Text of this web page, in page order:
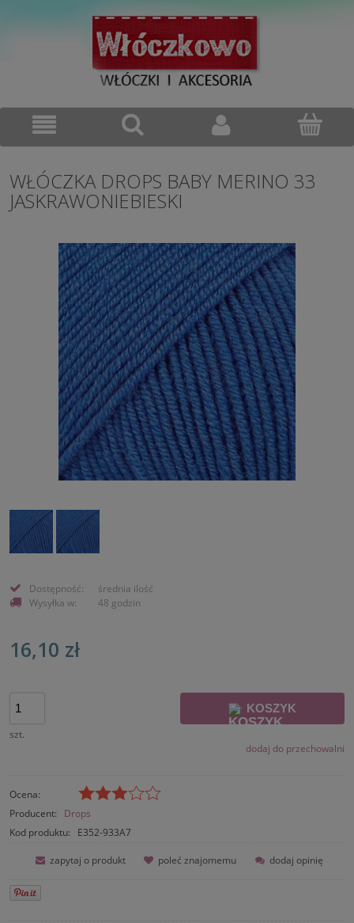
WŁÓCZKA DROPS BABY MERINO 33
JASKRAWONIEBIESKI
Dostępność:
średnia ilość
Wysyłka w:
48 godzin
16,10 zł
szt.
KOSZYK
dodaj do przechowalni
Ocena:
Producent:
Drops
Kod produktu:
E352-933A7
zapytaj o produkt poleć znajomemu dodaj opinię